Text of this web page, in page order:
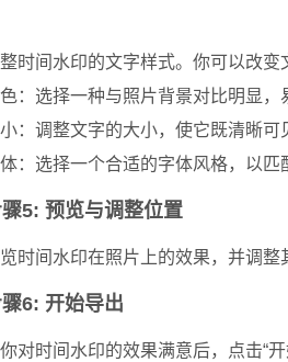
时间水印的文字样式。你可以改变
：选择一种与照片背景对比明显，
：调整文字的大小，使它既清晰可
：选择一个合适的字体风格，以匹
5: 预览与调整位置
时间水印在照片上的效果，并调整
6: 开始导出
对时间水印的效果满意后，点击“